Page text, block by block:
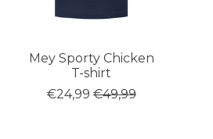
Mey Sporty Chicken
T-shirt
€24,99 €49,99